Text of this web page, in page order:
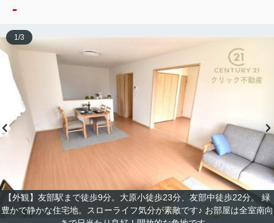
-
【外観】友部駅まで徒歩9分。大原小徒歩23分、友部中徒歩22分。 緑
豊かで静かな住宅地。スローライフ気分が素敵です♪ お部屋は全室南向
1/3